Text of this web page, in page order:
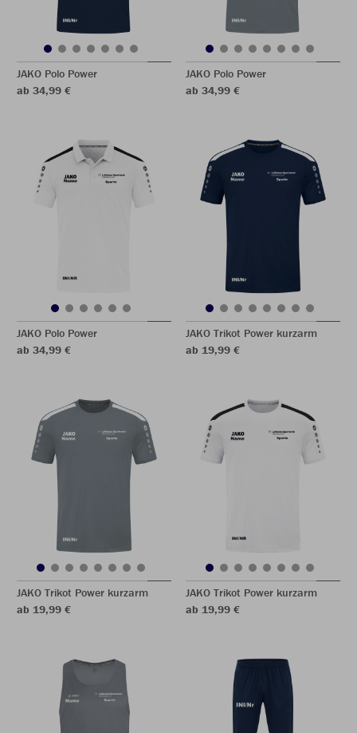
JAKO Polo Power
ab 34,99 €
JAKO Polo Power
ab 34,99 €
JAKO Polo Power
ab 34,99 €
JAKO Trikot Power kurzarm
ab 19,99 €
JAKO Trikot Power kurzarm
ab 19,99 €
JAKO Trikot Power kurzarm
ab 19,99 €